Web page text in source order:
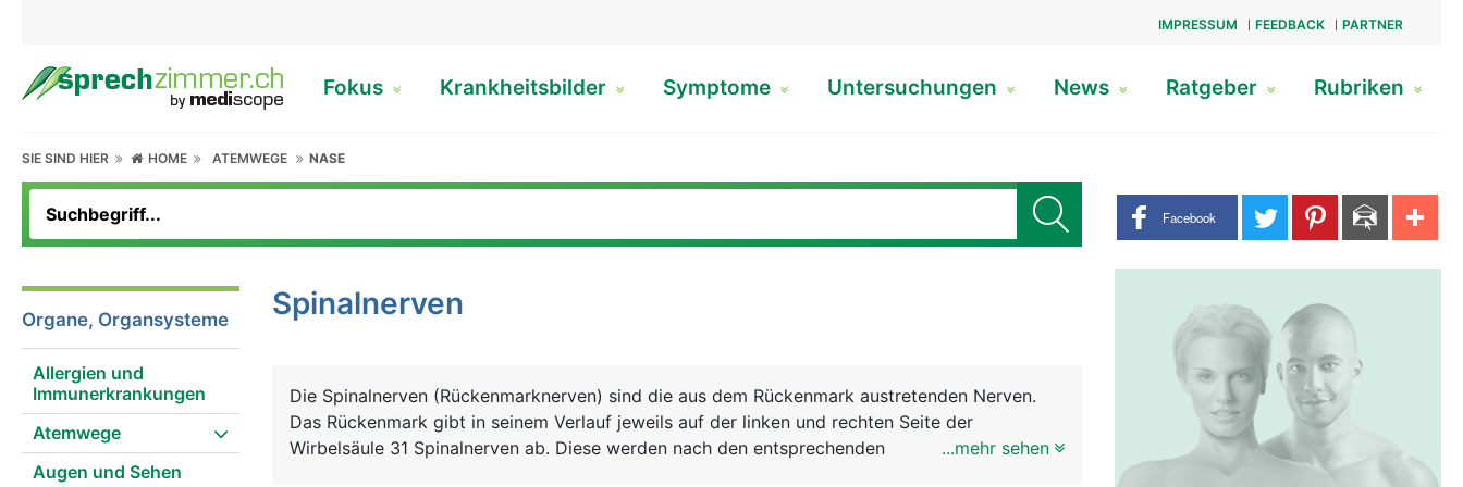
IMPRESSUM FEEDBACK PARTNER
Fokus Krankheitsbilder Symptome Untersuchungen News Ratgeber Rubriken
SIE SIND HIER HOME ATEMWEGE NASE
Share buttons
Facebook
Organe, Organsysteme
Allergien und
Immunerkrankungen
Atemwege
Augen und Sehen
Spinalnerven
Die Spinalnerven (Rückenmarknerven) sind die aus dem Rückenmark austretenden Nerven.
Das Rückenmark gibt in seinem Verlauf jeweils auf der linken und rechten Seite der
Wirbelsäule 31 Spinalnerven ab. Diese werden nach den entsprechenden
...mehr sehen